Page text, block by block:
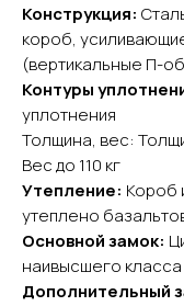
Конструкция:
короб,
(вертикальные П-
Контуры
уплотнения
Толщина, вес:
Вес до 110 кг
Утепление: Короб
утеплено
Основной замок:
наивысшего
Дополнительный
YURTA.DVERI
Главная
Покупателям
ОГРНИП 324508100130132
ИНН 501105765500